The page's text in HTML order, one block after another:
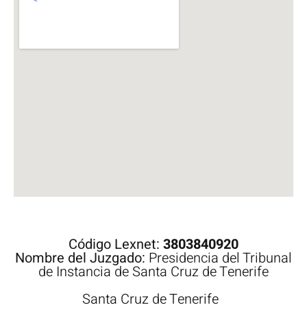
Código Lexnet: 3803840920
Nombre del Juzgado: Presidencia del Tribunal
de Instancia de Santa Cruz de Tenerife
Santa Cruz de Tenerife